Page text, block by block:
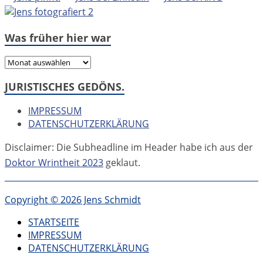
Was früher hier war
Was
hier
JURISTISCHES GEDÖNS.
IMPRESSUM
DATENSCHUTZERKLÄRUNG
Disclaimer: Die Subheadline im Header habe ich aus der
Doktor Wrintheit 2023 geklaut.
Copyright © 2026 Jens Schmidt
STARTSEITE
IMPRESSUM
DATENSCHUTZERKLÄRUNG